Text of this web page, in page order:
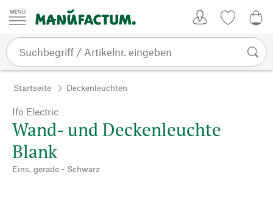
Zum Inhalt springen
Startseite Deckenleuchten
Ifö Electric
Wand- und Deckenleuchte
Blank
Eins, gerade - Schwarz